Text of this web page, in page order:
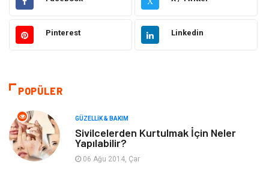
Moda Sağlıklı Yaşam
Bilgisayar & Yazılım
Makine
Giyim
Pinterest Linkedin
POPÜLER
GÜZELLIK & BAKIM
Sivilcelerden Kurtulmak İçin Neler
Yapılabilir?
06 Ağu 2014, Çar